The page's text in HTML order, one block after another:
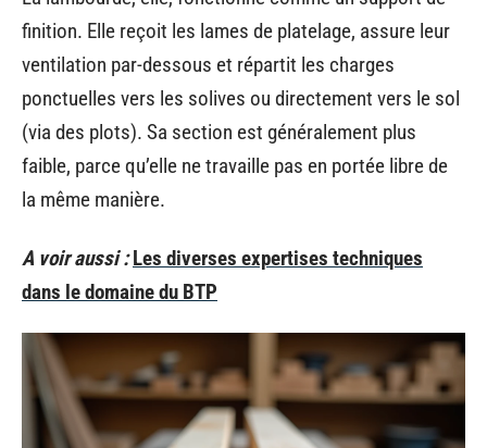
finition. Elle reçoit les lames de platelage, assure leur
ventilation par-dessous et répartit les charges
ponctuelles vers les solives ou directement vers le sol
(via des plots). Sa section est généralement plus
faible, parce qu’elle ne travaille pas en portée libre de
la même manière.
A voir aussi : Les diverses expertises techniques
dans le domaine du BTP